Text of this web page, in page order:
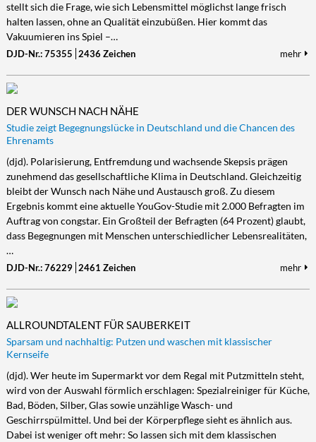
stellt sich die Frage, wie sich Lebensmittel möglichst lange frisch
halten lassen, ohne an Qualität einzubüßen. Hier kommt das
Vakuumieren ins Spiel –…
DJD-Nr.: 75355 2436 Zeichen mehr
DER WUNSCH NACH NÄHE
Studie zeigt Begegnungslücke in Deutschland und die Chancen des
Ehrenamts
(djd). Polarisierung, Entfremdung und wachsende Skepsis prägen
zunehmend das gesellschaftliche Klima in Deutschland. Gleichzeitig
bleibt der Wunsch nach Nähe und Austausch groß. Zu diesem
Ergebnis kommt eine aktuelle YouGov-Studie mit 2.000 Befragten im
Auftrag von congstar. Ein Großteil der Befragten (64 Prozent) glaubt,
dass Begegnungen mit Menschen unterschiedlicher Lebensrealitäten,
…
DJD-Nr.: 76229 2461 Zeichen mehr
ALLROUNDTALENT FÜR SAUBERKEIT
Sparsam und nachhaltig: Putzen und waschen mit klassischer
Kernseife
(djd). Wer heute im Supermarkt vor dem Regal mit Putzmitteln steht,
wird von der Auswahl förmlich erschlagen: Spezialreiniger für Küche,
Bad, Böden, Silber, Glas sowie unzählige Wasch- und
Geschirrspülmittel. Und bei der Körperpflege sieht es ähnlich aus.
Dabei ist weniger oft mehr: So lassen sich mit dem klassischen